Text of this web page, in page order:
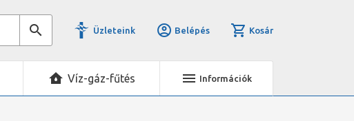
Üzleteink Belépés Kosár
Víz-gáz-fűtés Információk